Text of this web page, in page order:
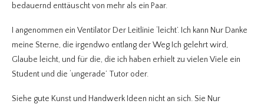
bedauernd enttäuscht von mehr als ein Paar.
I angenommen ein Ventilator Der Leitlinie ‘leicht’. Ich kann Nur Danke
meine Sterne, die irgendwo entlang der Weg Ich gelehrt wird,
Glaube leicht, und für die, die ich haben erhielt zu vielen Viele ein
Student und die ‘ungerade’ Tutor oder.
Siehe gute Kunst und Handwerk Ideen nicht an sich. Sie Nur